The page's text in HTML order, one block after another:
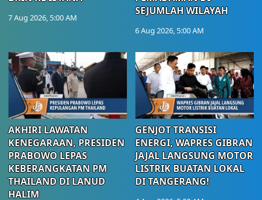
7 Aug 2026, 5:00 AM
SEJUMLAH WILAYAH
6 Aug 2026, 5:00 AM
AKHIRI LAWATAN
KENEGARAAN, PRESIDEN
PRABOWO LEPAS
KEBERANGKATAN PM
THAILAND DI LANUD
HALIM
GENJOT TRANSISI
ENERGI, WAPRES GIBRAN
JAJAL LANGSUNG MOTOR
LISTRIK BUATAN LOKAL
DI TANGERANG!